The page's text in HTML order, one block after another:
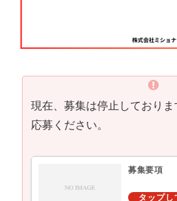
現在、募集は停止しており
応募ください。
募集要項